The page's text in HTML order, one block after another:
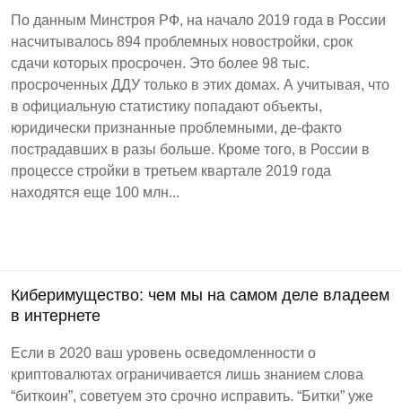
По данным Минстроя РФ, на начало 2019 года в России
насчитывалось 894 проблемных новостройки, срок
сдачи которых просрочен. Это более 98 тыс.
просроченных ДДУ только в этих домах. А учитывая, что
в официальную статистику попадают объекты,
юридически признанные проблемными, де-факто
пострадавших в разы больше. Кроме того, в России в
процессе стройки в третьем квартале 2019 года
находятся еще 100 млн...
Киберимущество: чем мы на самом деле владеем
в интернете
Если в 2020 ваш уровень осведомленности о
криптовалютах ограничивается лишь знанием слова
“биткоин”, советуем это срочно исправить. “Битки” уже